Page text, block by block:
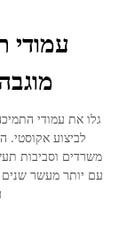
עמודי
גלו את עמודי
לביצוע אקוסטי.
משרדים וסביבות
עם יותר מעשר